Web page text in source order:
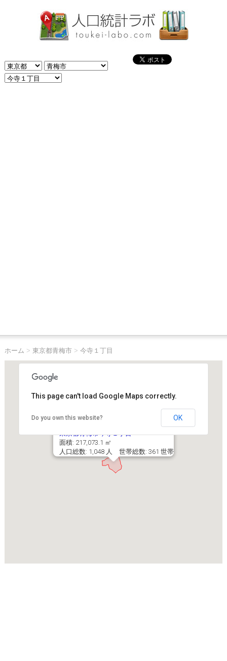
ホーム > 東京都青梅市> 今寺１丁目
東京都青梅市今寺１丁目
面積: 217,073.1 ㎡
人口総数: 1,048 人 世帯総数: 361 世帯
This page can't load Google Maps correctly.
Do you own this website? OK